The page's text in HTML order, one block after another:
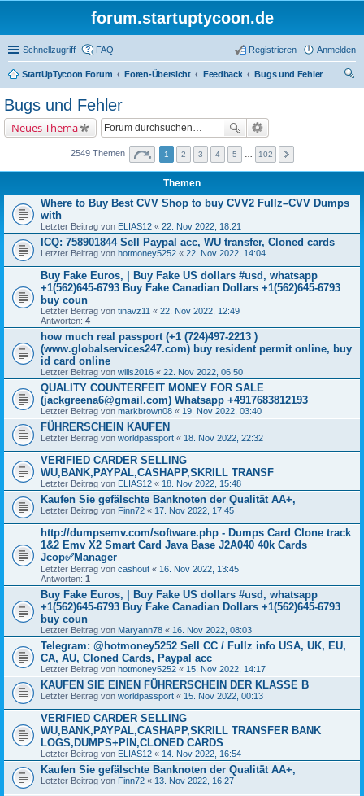
forum.startuptycoon.de
Schnellzugriff FAQ Anmelden
Registrieren
StartUpTycoon Forum Foren-Übersicht Feedback
Bugs und Fehler
Bugs und Fehler
Neues Thema
2549 Themen 1 2 3 4 5 102
Themen
Where to Buy Best CVV Shop to buy CVV2 Fullz–CVV Dumps
with
Letzter Beitrag von ELIAS12 « 22. Nov 2022, 18:21
ICQ: 758901844 Sell Paypal acc, WU transfer, Cloned cards
Letzter Beitrag von hotmoney5252 « 22. Nov 2022, 14:04
Buy Fake Euros, | Buy Fake US dollars #usd, whatsapp
+1(562)645-6793 Buy Fake Canadian Dollars +1(562)645-6793
buy coun
Letzter Beitrag von tinavz11 « 22. Nov 2022, 12:49
Antworten: 4
how much real passport (+1 (724)497-2213 )
(www.globalservices247.com) buy resident permit online, buy
id card online
Letzter Beitrag von wills2016 « 22. Nov 2022, 06:50
QUALITY COUNTERFEIT MONEY FOR SALE
(jackgreena6@gmail.com) Whatsapp +4917683812193
Letzter Beitrag von markbrown08 « 19. Nov 2022, 03:40
FÜHRERSCHEIN KAUFEN
Letzter Beitrag von worldpassport « 18. Nov 2022, 22:32
VERIFIED CARDER SELLING
WU,BANK,PAYPAL,CASHAPP,SKRILL TRANSF
Letzter Beitrag von ELIAS12 « 18. Nov 2022, 15:48
Kaufen Sie gefälschte Banknoten der Qualität AA+,
Letzter Beitrag von Finn72 « 17. Nov 2022, 17:45
http://dumpsemv.com/software.php - Dumps Card Clone track
1&2 Emv X2 Smart Card Java Base J2A040 40k Cards
Jcop✅Manager
Letzter Beitrag von cashout « 16. Nov 2022, 13:45
Antworten: 1
Buy Fake Euros, | Buy Fake US dollars #usd, whatsapp
+1(562)645-6793 Buy Fake Canadian Dollars +1(562)645-6793
buy coun
Letzter Beitrag von Maryann78 « 16. Nov 2022, 08:03
Telegram: @hotmoney5252 Sell CC / Fullz info USA, UK, EU,
CA, AU, Cloned Cards, Paypal acc
Letzter Beitrag von hotmoney5252 « 15. Nov 2022, 14:17
KAUFEN SIE EINEN FÜHRERSCHEIN DER KLASSE B
Letzter Beitrag von worldpassport « 15. Nov 2022, 00:13
VERIFIED CARDER SELLING
WU,BANK,PAYPAL,CASHAPP,SKRILL TRANSFER BANK
LOGS,DUMPS+PIN,CLONED CARDS
Letzter Beitrag von ELIAS12 « 14. Nov 2022, 16:54
Kaufen Sie gefälschte Banknoten der Qualität AA+,
Letzter Beitrag von Finn72 « 13. Nov 2022, 16:27